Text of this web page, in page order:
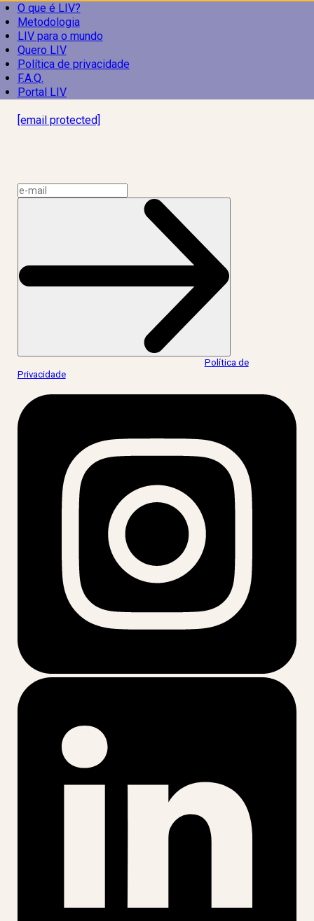
O que é LIV?
Metodologia
LIV para o mundo
Quero LIV
Política de privacidade
F.A.Q.
Portal LIV
[email protected]
Política de
Privacidade.